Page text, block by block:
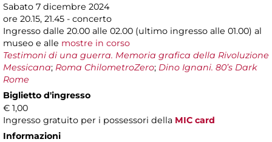
Sabato 7 dicembre 2024
ore 20.15, 21.45 - concerto
Ingresso dalle 20.00 alle 02.00 (ultimo ingresso alle 01.00) al
museo e alle mostre in corso
Testimoni di una guerra. Memoria grafica della Rivoluzione
Messicana; Roma ChilometroZero; Dino Ignani. 80’s Dark
Rome
Biglietto d'ingresso
€ 1,00
Ingresso gratuito per i possessori della MIC card
Informazioni